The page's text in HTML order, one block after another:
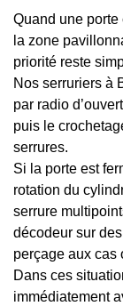
Quand une
la zone
priorité reste
Nos serruriers à
par radio
puis le
serrures.
Si la porte est
rotation du
serrure
décodeur sur
perçage aux cas
Dans ces
immédiatement